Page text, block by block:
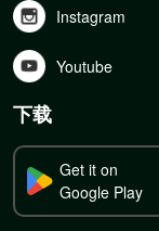
Instagram
Youtube
下载
Get it on
Google Play